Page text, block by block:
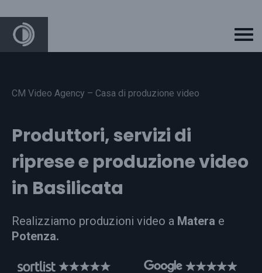
CM Video Agency – Casa di produzione video
Produttori, servizi di
riprese e produzione video
in Basilicata
Realizziamo produzioni video a Matera e
Potenza.